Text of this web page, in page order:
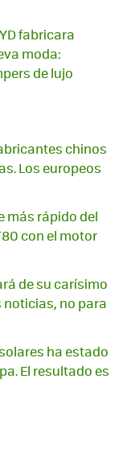
fabricara
moda:
de lujo
chinos
Los europeos
más rápido del
con el motor
de su carísimo
noticias, no para
ha estado
El resultado es